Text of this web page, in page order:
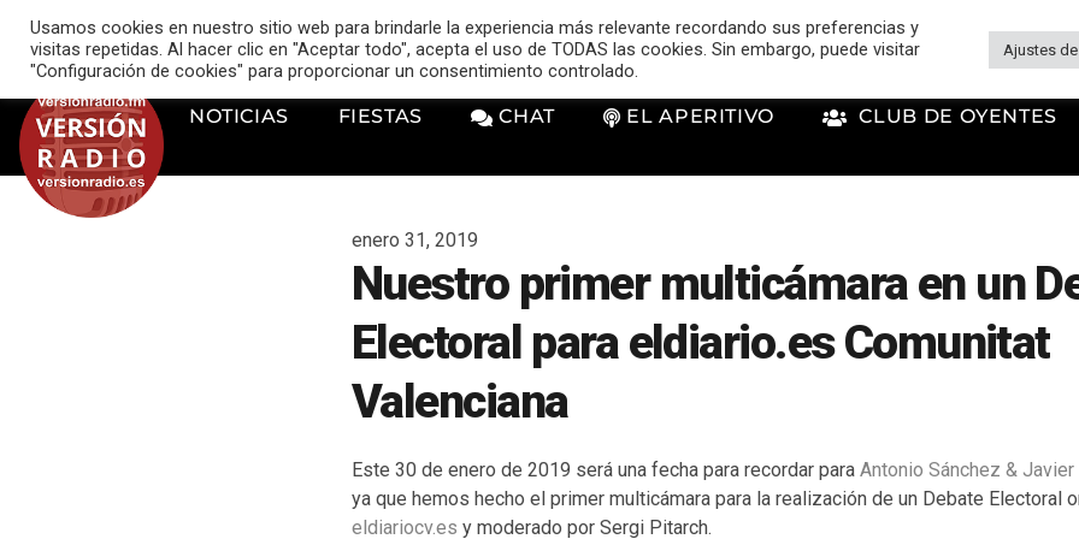
music_note VERSIÓN RADIO
NOTICIAS FIESTAS CHAT EL APERITIVO CLUB DE OYENTES
enero 31, 2019
Nuestro primer multicámara en un
Electoral para eldiario.es Comunitat
Valenciana
Este 30 de enero de 2019 será una fecha para recordar para Antonio Sánchez &
ya que hemos hecho el primer multicámara para la realización de un Debate Electoral
eldiariocv.es y moderado por Sergi Pitarch.
Usamos cookies en nuestro sitio web para brindarle la experiencia más relevante recordando sus preferencias y
visitas repetidas. Al hacer clic en "Aceptar todo", acepta el uso de TODAS las cookies. Sin embargo, puede visitar
"Configuración de cookies" para proporcionar un consentimiento controlado.
Ajustes